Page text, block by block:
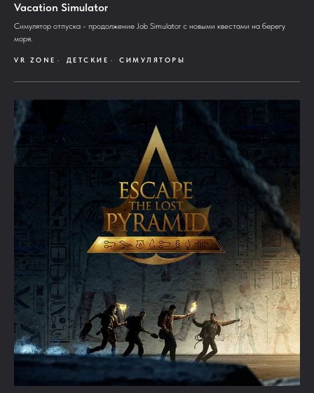
Vacation Simulator
Симулятор отпуска - продолжение Job Simulator с новыми квестами на берегу
моря.
VR ZONE ДЕТСКИЕ СИМУЛЯТОРЫ